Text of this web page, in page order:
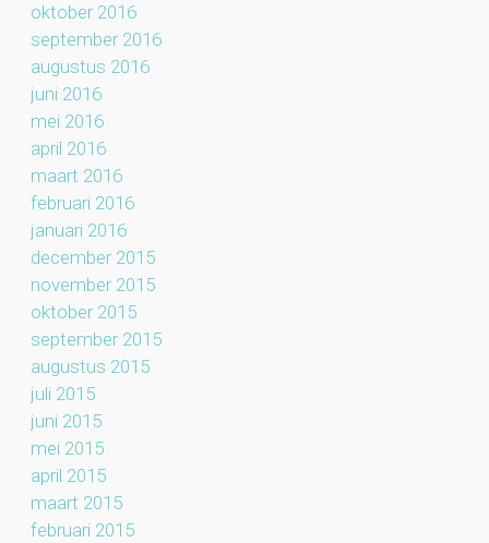
oktober 2016
september 2016
augustus 2016
juni 2016
mei 2016
april 2016
maart 2016
februari 2016
januari 2016
december 2015
november 2015
oktober 2015
september 2015
augustus 2015
juli 2015
juni 2015
mei 2015
april 2015
maart 2015
februari 2015